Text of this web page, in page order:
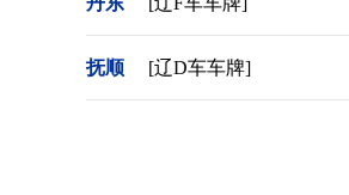
抚顺 [辽D车车牌]